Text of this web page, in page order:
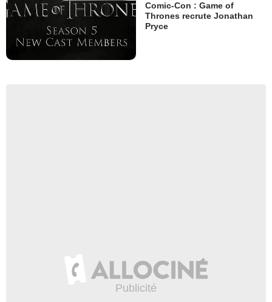
Comic-Con : Game of
Thrones recrute Jonathan
Pryce